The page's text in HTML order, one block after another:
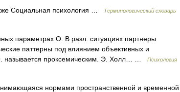
Социальная психология …
Терминологический словарь
параметрах О. В разл. ситуациях партнеры
паттерны под влиянием объективных и
называется проксемическим. Э. Холл… …
Психология
нормами пространственной и временной